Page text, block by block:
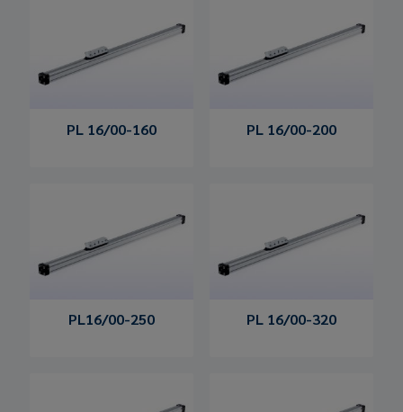
PL 16/00-160 PL 16/00-200
PL16/00-250 PL 16/00-320